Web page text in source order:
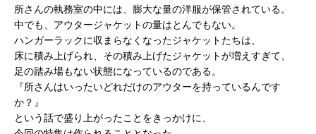
所さんの執務室の中には、膨大な量の洋服が保管されている。
中でも、アウタージャケットの量はとんでもない。
ハンガーラックに収まらなくなったジャケットたちは、
床に積み上げられ、その積み上げたジャケットが増えすぎて、
足の踏み場もない状態になっているのである。
『所さんはいったいどれだけのアウターを持っているんです
か？』
という話で盛り上がったことをきっかけに、